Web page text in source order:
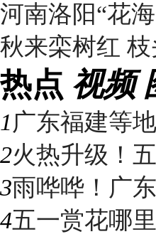
河南洛阳“花
秋来栾树红
热点 视频
1 广东福建等
2火热升级！
3雨哗哗！广
4五一赏花哪